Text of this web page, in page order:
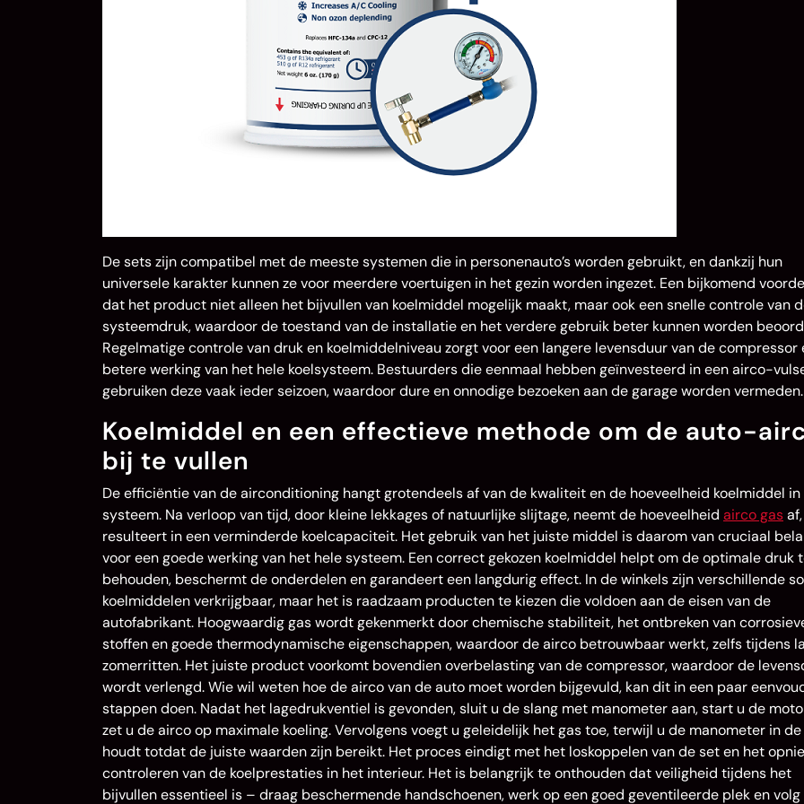
De sets zijn compatibel met de meeste systemen die in personenauto’s worden gebruikt, en dankzij hun
universele karakter kunnen ze voor meerdere voertuigen in het gezin worden ingezet. Een bijkomend
dat het product niet alleen het bijvullen van koelmiddel mogelijk maakt, maar ook een snelle controle van
systeemdruk, waardoor de toestand van de installatie en het verdere gebruik beter kunnen worden
Regelmatige controle van druk en koelmiddelniveau zorgt voor een langere levensduur van de compressor
betere werking van het hele koelsysteem. Bestuurders die eenmaal hebben geïnvesteerd in een airco-
gebruiken deze vaak ieder seizoen, waardoor dure en onnodige bezoeken aan de garage worden vermeden.
Koelmiddel en een effectieve methode om de auto-
bij te vullen
De efficiëntie van de airconditioning hangt grotendeels af van de kwaliteit en de hoeveelheid koelmiddel
systeem. Na verloop van tijd, door kleine lekkages of natuurlijke slijtage, neemt de hoeveelheid airco gas
resulteert in een verminderde koelcapaciteit. Het gebruik van het juiste middel is daarom van cruciaal
voor een goede werking van het hele systeem. Een correct gekozen koelmiddel helpt om de optimale druk
behouden, beschermt de onderdelen en garandeert een langdurig effect. In de winkels zijn verschillende
koelmiddelen verkrijgbaar, maar het is raadzaam producten te kiezen die voldoen aan de eisen van de
autofabrikant. Hoogwaardig gas wordt gekenmerkt door chemische stabiliteit, het ontbreken van
stoffen en goede thermodynamische eigenschappen, waardoor de airco betrouwbaar werkt, zelfs tijdens
zomerritten. Het juiste product voorkomt bovendien overbelasting van de compressor, waardoor de
wordt verlengd. Wie wil weten hoe de airco van de auto moet worden bijgevuld, kan dit in een paar
stappen doen. Nadat het lagedrukventiel is gevonden, sluit u de slang met manometer aan, start u de
zet u de airco op maximale koeling. Vervolgens voegt u geleidelijk het gas toe, terwijl u de manometer in
houdt totdat de juiste waarden zijn bereikt. Het proces eindigt met het loskoppelen van de set en het
controleren van de koelprestaties in het interieur. Het is belangrijk te onthouden dat veiligheid tijdens het
bijvullen essentieel is – draag beschermende handschoenen, werk op een goed geventileerde plek en volg